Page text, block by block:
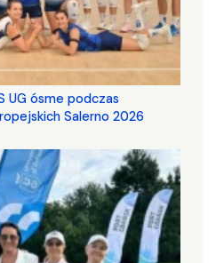
UG ósme podczas
Salerno 2026